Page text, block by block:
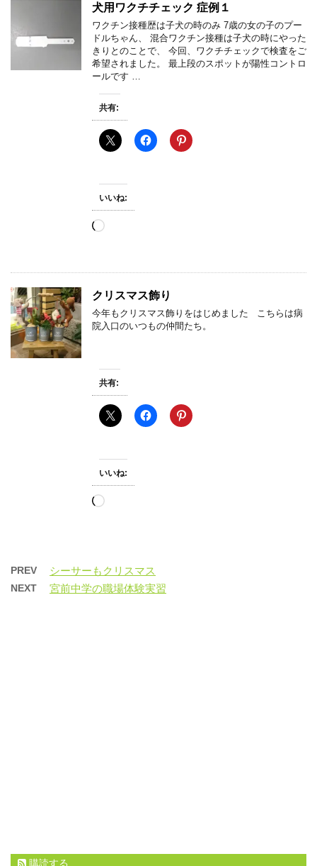
犬用ワクチチェック 症例１
ワクチン接種歴は子犬の時のみ 7歳の女の子のプー
ドルちゃん、 混合ワクチン接種は子犬の時にやった
きりとのことで、 今回、ワクチチェックで検査をご
希望されました。 最上段のスポットが陽性コントロ
ールです …
共有:
いいね:
読
み
クリスマス飾り
今年もクリスマス飾りをはじめました こちらは病
院入口のいつもの仲間たち。
共有:
いいね:
読
PREV シーサーもクリスマス
NEXT 宮前中学の職場体験実習
購読する